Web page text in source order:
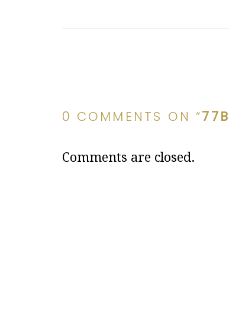
0 COMMENTS ON “77B
Comments are closed.